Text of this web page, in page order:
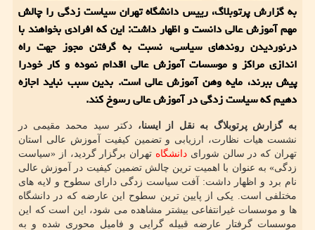
به گزارش پرتوبلاگ، رییس دانشگاه تهران سیاست زدگی را چالش
مهم آموزش عالی دانست و اظهار داشت: این که افرادی بخواهند با
درنوردیدن روندهای سیاسی، نسبت به گرفتن مجوز جهت راه
اندازی مراکز و موسسات آموزش عالی اقدام نموده و کار خودرا
پیش ببرند، مایه وهن آموزش عالی است. بدین سبب نباید اجازه
دهیم که سیاست زدگی در آموزش عالی رسوخ کند.
به گزارش پرتوبلاگ به نقل از ایسنا، دکتر سید محمد مقیمی در
نشست هیات نظارت، ارزیابی و تضمین کیفیت آموزش عالی استان
تهران که در سالن شورای دانشگاه تهران برگزار گردید، از «سیاست
زدگی» به عنوان با اهمیت ترین چالش تضمین کیفیت در آموزش عالی
نام برد و اظهار داشت: آفت سیاست زدگی دارای سطوح و لایه های
مختلفی است. یکی از پایین ترین سطوح این عارضه که در دانشگاه
ها و موسسات غیرانتفاعی بیشتر مشاهده می شود، این است که این
موسسات گرفتار عارضه قبیله گرایی و فامیل محوری شده و به